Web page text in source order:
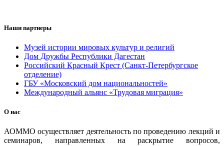
Наши партнеры
Музей истории мировых культур и религий
Дом Дружбы Республики Дагестан
Российский Красный Крест (Санкт-Петербургское
отделение)
ГБУ «Московский дом национальностей»
Международный альянс «Трудовая миграция»
О нас
АОММО осуществляет деятельность по проведению лекций и
семинаров, направленных на раскрытие вопросов,